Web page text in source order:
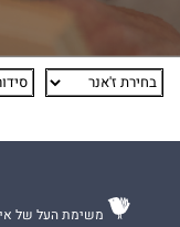
משימת העל של